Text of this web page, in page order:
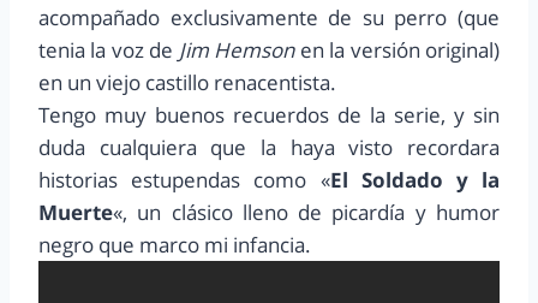
acompañado exclusivamente de su perro (que
tenia la voz de Jim Hemsonen la versión original)
en un viejo castillo renacentista.
Tengo muy buenos recuerdos de la serie, y sin
duda cualquiera que la haya visto recordara
historias estupendas como «El Soldado y la
Muerte«, un clásico lleno de picardía y humor
negro que marco mi infancia.